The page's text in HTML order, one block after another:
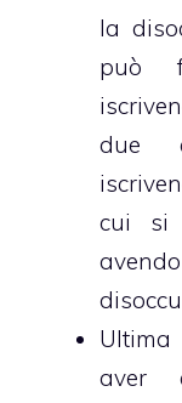
la
può
due
cui si
aver